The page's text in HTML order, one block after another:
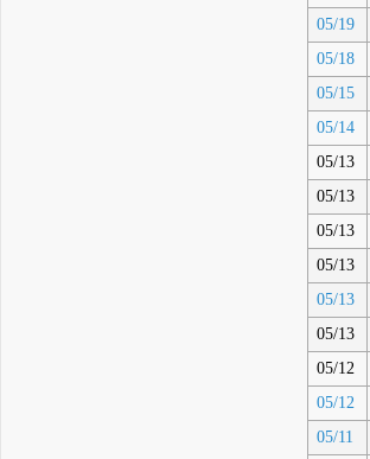
05/19
05/18
05/15
05/14
05/13
05/13
05/13
05/13
05/13
05/13
05/12
05/12
05/11